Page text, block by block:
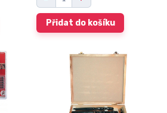
Přidat do košíku